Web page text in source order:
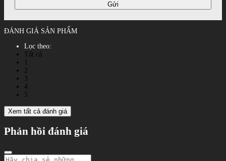
Gửi
ĐÁNH GIÁ SẢN PHẨM
Lọc theo:
Tất cả
1
2
3
4
5
Xem tất cả đánh giá
Phản hồi đánh giá